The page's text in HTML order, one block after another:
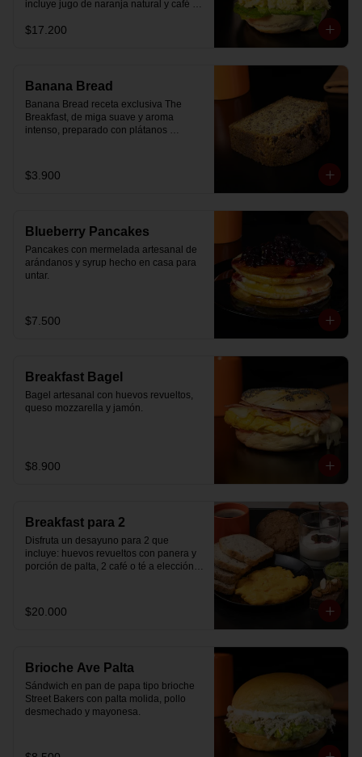
incluye jugo de naranja natural y café o
$17.200
Banana Bread
Banana Bread receta exclusiva The
Breakfast, de miga suave y aroma
intenso, preparado con plátanos
$3.900
Blueberry Pancakes
Pancakes con mermelada artesanal de
arándanos y syrup hecho en casa para
untar.
$7.500
Breakfast Bagel
Bagel artesanal con huevos revueltos,
queso mozzarella y jamón.
$8.900
Breakfast para 2
Disfruta un desayuno para 2 que
incluye: huevos revueltos con panera y
porción de palta, 2 café o té a elección, 2
hecha en casa, un mini brownie y galleta
de avena para compartir.
$20.000
Brioche Ave Palta
Sándwich en pan de papa tipo brioche
Street Bakers con palta molida, pollo
desmechado y mayonesa.